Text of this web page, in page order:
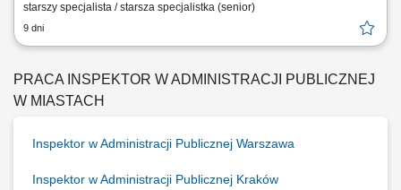
starszy specjalista / starsza specjalistka (senior)
9 dni
PRACA INSPEKTOR W ADMINISTRACJI PUBLICZNEJ
W MIASTACH
Inspektor w Administracji Publicznej Warszawa
Inspektor w Administracji Publicznej Kraków